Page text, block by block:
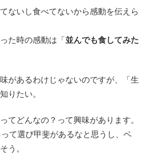
ないし食べてないから感動を伝えら
た時の感動は「 並んでも食してみた
があるわけじゃないのですが、「生
りたい。
てどんなの？って興味があります。
て選び甲斐があるなと思うし、ベ
う。